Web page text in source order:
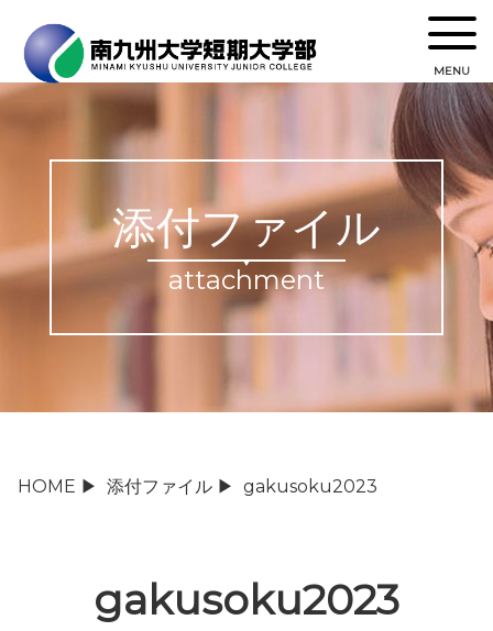
MENU
添付ファイル
attachment
HOME ▶ 添付ファイル ▶ gakusoku2023
gakusoku2023